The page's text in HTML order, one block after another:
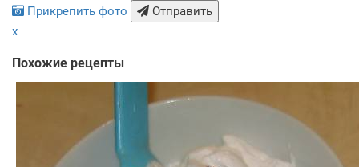
Прикрепить фото
Отправить
x
Похожие рецепты